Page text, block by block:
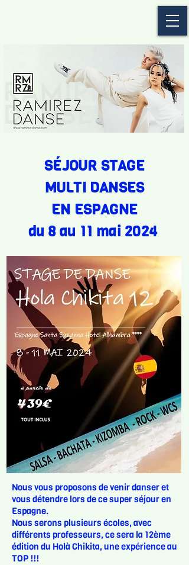
SÉJOUR STAGE
MULTI DANSES
EN ESPAGNE
du 8 au 11 mai 2024
Nous vous proposons de venir danser et
vous détendre lors de ce super séjour en
Espagne.
Nous serons plusieurs écoles, avec
différents professeurs, ce sera la 12ème
édition du Holà Chikita, une expérience au
TOP !!!